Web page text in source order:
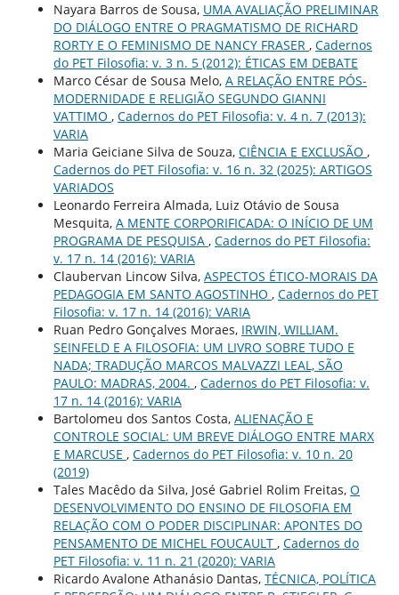
Nayara Barros de Sousa, UMA AVALIAÇÃO PRELIMINAR
DO DIÁLOGO ENTRE O PRAGMATISMO DE RICHARD
RORTY E O FEMINISMO DE NANCY FRASER , Cadernos
do PET Filosofia: v. 3 n. 5 (2012): ÉTICAS EM DEBATE
Marco César de Sousa Melo, A RELAÇÃO ENTRE PÓS-
MODERNIDADE E RELIGIÃO SEGUNDO GIANNI
VATTIMO , Cadernos do PET Filosofia: v. 4 n. 7 (2013):
VARIA
Maria Geiciane Silva de Souza, CIÊNCIA E EXCLUSÃO ,
Cadernos do PET Filosofia: v. 16 n. 32 (2025): ARTIGOS
VARIADOS
Leonardo Ferreira Almada, Luiz Otávio de Sousa
Mesquita, A MENTE CORPORIFICADA: O INÍCIO DE UM
PROGRAMA DE PESQUISA , Cadernos do PET Filosofia:
v. 17 n. 14 (2016): VARIA
Claubervan Lincow Silva, ASPECTOS ÉTICO-MORAIS DA
PEDAGOGIA EM SANTO AGOSTINHO , Cadernos do PET
Filosofia: v. 17 n. 14 (2016): VARIA
Ruan Pedro Gonçalves Moraes, IRWIN, WILLIAM.
SEINFELD E A FILOSOFIA: UM LIVRO SOBRE TUDO E
NADA; TRADUÇÃO MARCOS MALVAZZI LEAL, SÃO
PAULO: MADRAS, 2004. , Cadernos do PET Filosofia: v.
17 n. 14 (2016): VARIA
Bartolomeu dos Santos Costa, ALIENAÇÃO E
CONTROLE SOCIAL: UM BREVE DIÁLOGO ENTRE MARX
E MARCUSE , Cadernos do PET Filosofia: v. 10 n. 20
(2019)
Tales Macêdo da Silva, José Gabriel Rolim Freitas, O
DESENVOLVIMENTO DO ENSINO DE FILOSOFIA EM
RELAÇÃO COM O PODER DISCIPLINAR: APONTES DO
PENSAMENTO DE MICHEL FOUCAULT , Cadernos do
PET Filosofia: v. 11 n. 21 (2020): VARIA
Ricardo Avalone Athanásio Dantas, TÉCNICA, POLÍTICA